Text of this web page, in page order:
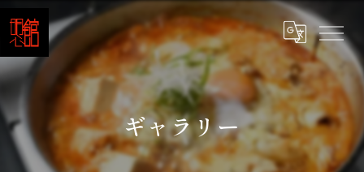
ギャラリー